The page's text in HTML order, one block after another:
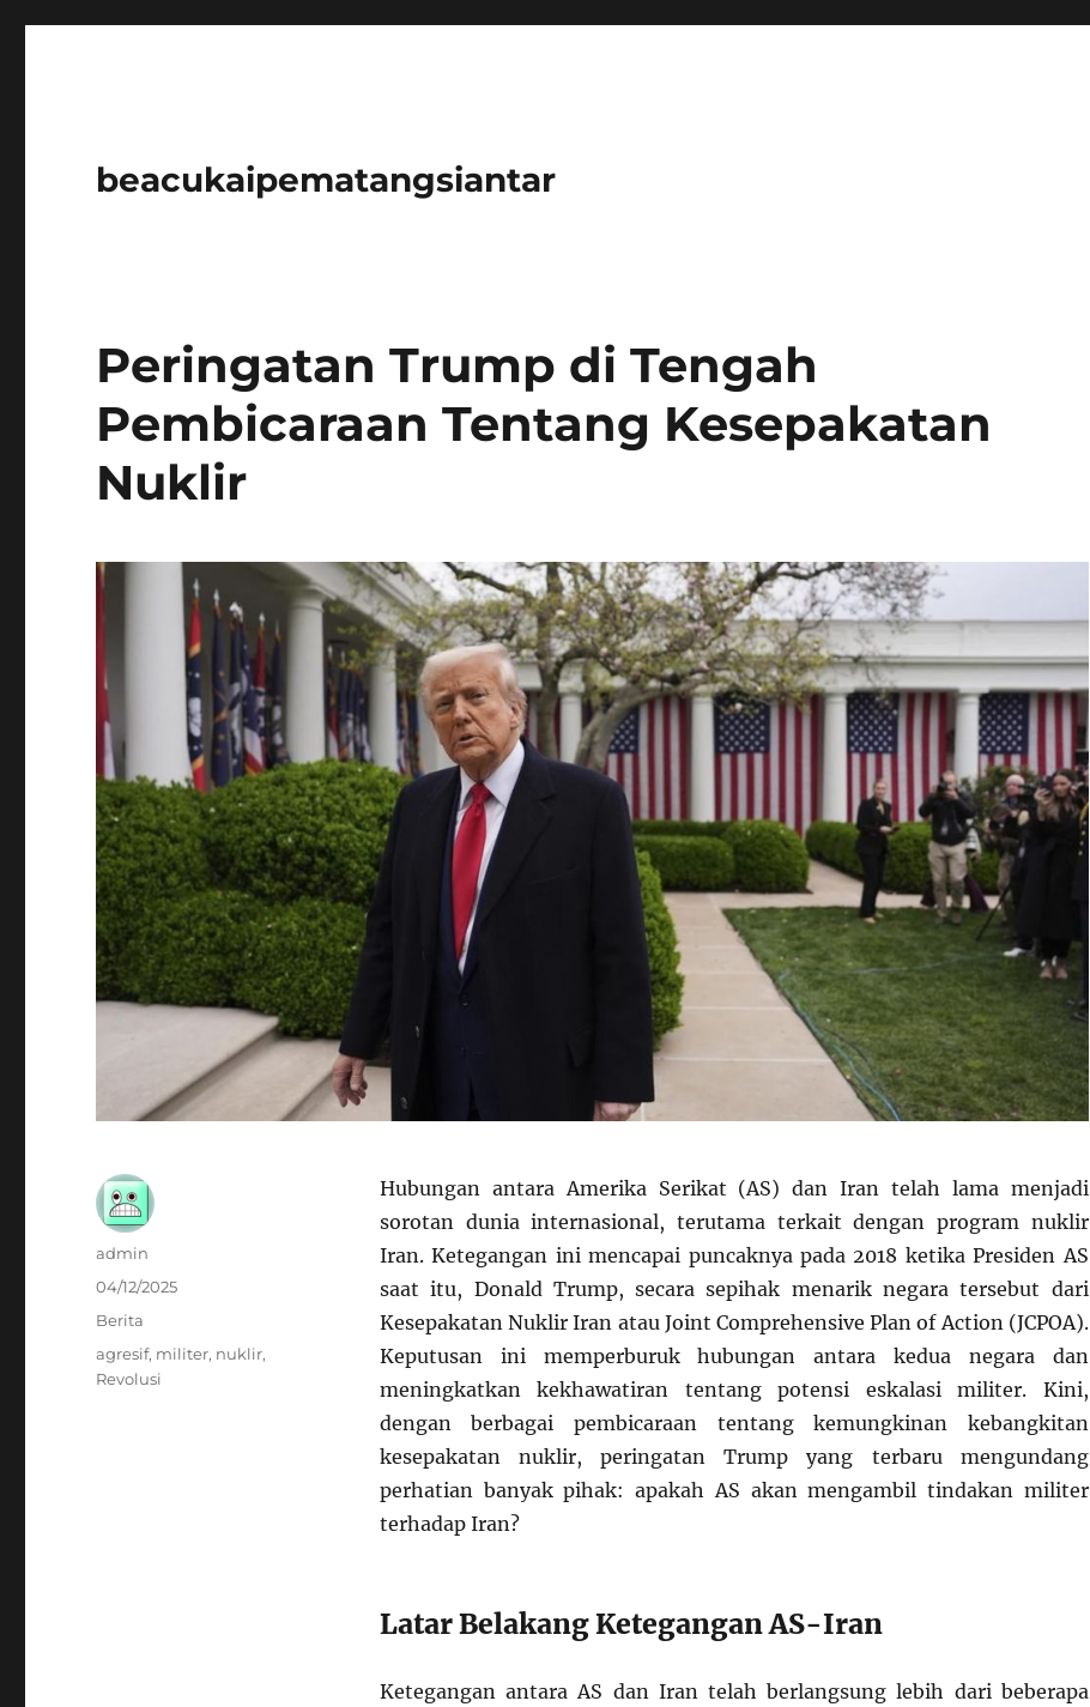
beacukaipematangsiantar
Peringatan Trump di Tengah
Pembicaraan Tentang Kesepakatan
Nuklir
Hubungan antara Amerika Serikat (AS) dan Iran telah lama menjadi
sorotan dunia internasional, terutama terkait dengan program nuklir
Iran. Ketegangan ini mencapai puncaknya pada 2018 ketika Presiden AS
saat itu, Donald Trump, secara sepihak menarik negara tersebut dari
Kesepakatan Nuklir Iran atau Joint Comprehensive Plan of Action (JCPOA).
Keputusan ini memperburuk hubungan antara kedua negara dan
meningkatkan kekhawatiran tentang potensi eskalasi militer. Kini,
dengan berbagai pembicaraan tentang kemungkinan kebangkitan
kesepakatan nuklir, peringatan Trump yang terbaru mengundang
perhatian banyak pihak: apakah AS akan mengambil tindakan militer
terhadap Iran?
Latar Belakang Ketegangan AS-Iran
Ketegangan antara AS dan Iran telah berlangsung lebih dari beberapa
Author
admin
Posted
04/12/2025
Categories
Berita
Tags
agresif, militer, nuklir,
Revolusi